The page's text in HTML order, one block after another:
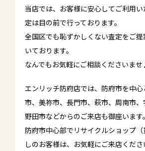
当店では、お客様に安心してご利用
定は目の前で行っております。
全国区でも恥ずかしくない査定をご
いております。
なんでもお気軽にご相談くださいま
エンリッチ防府店では、防府市を中心
市、美祢市、長門市、萩市、周南市
野田市などからのご来店も御座います。
防府市中心部でリサイクルショップ
しのお客様は、お気軽にご来店くだ